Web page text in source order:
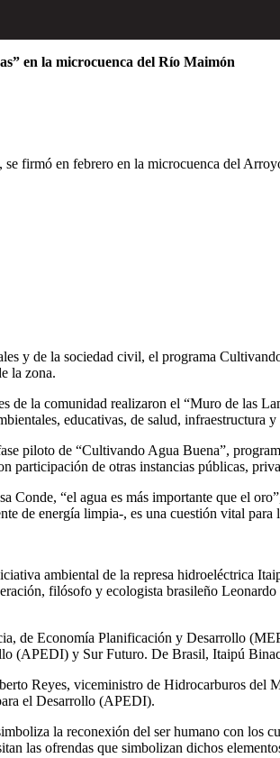
en la microcuenca del Río Maimón
firmó en febrero en la microcuenca del
y de la sociedad civil, el programa
la zona.
de la comunidad realizaron el “Muro de las
educativas, de salud, infraestructura
piloto de “Cultivando Agua Buena”,
de otras instancias públicas,
“el agua es más importante que el
de energía limpia-, es una cuestión vital
ambiental de la represa hidroeléctrica
filósofo y ecologista brasileño
de Economía Planificación y Desarrollo
(APEDI) y Sur Futuro. De Brasil, Itaipú
Reyes, viceministro de Hidrocarburos
el Desarrollo (APEDI).
la reconexión del ser humano con los
las ofrendas que simbolizan dichos